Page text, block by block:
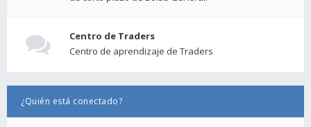
Centro de Traders
Centro de aprendizaje de Traders
¿Quién está conectado?